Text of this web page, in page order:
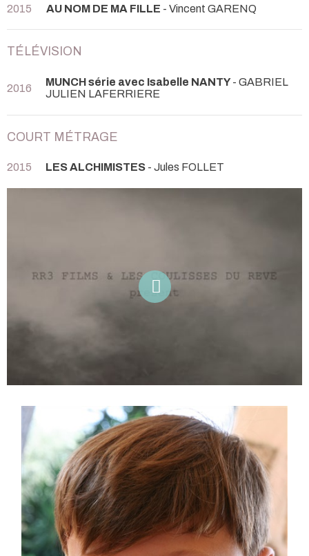
2015
AU NOM DE MA FILLE - Vincent GARENQ
TÉLÉVISION
2016 MUNCH série avec Isabelle NANTY- GABRIEL
JULIEN LAFERRIERE
COURT MÉTRAGE
2015 LES ALCHIMISTES - Jules FOLLET